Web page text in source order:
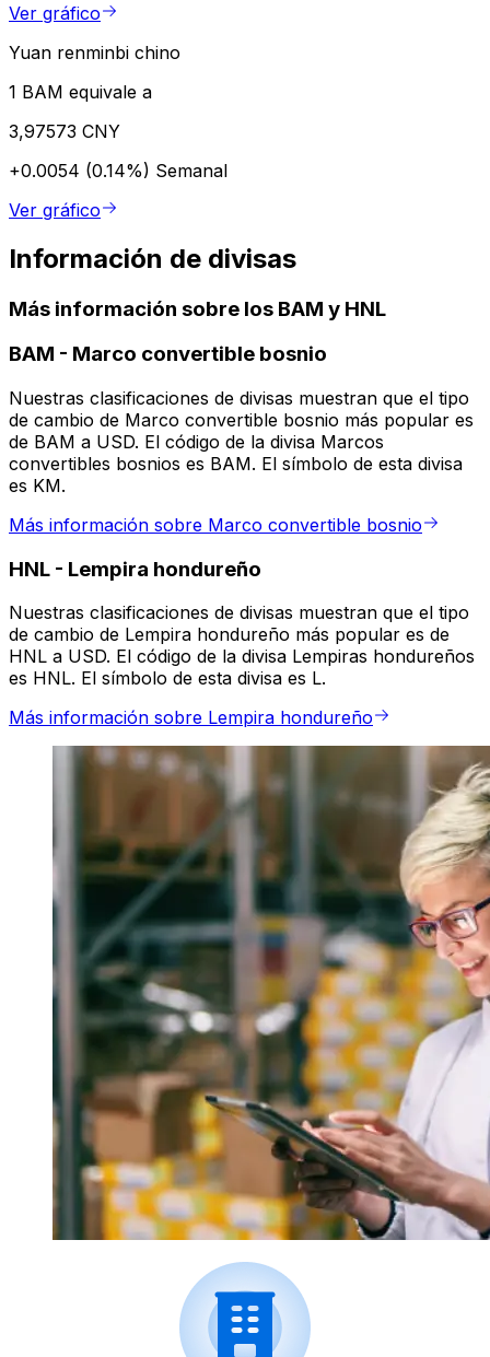
Ver gráfico
Yuan renminbi chino
1 BAM equivale a
3,97573 CNY
+0.0054 (0.14%) Semanal
Ver gráfico
Información de divisas
Más información sobre los BAM y HNL
BAM - Marco convertible bosnio
Nuestras clasificaciones de divisas muestran que el tipo
de cambio de Marco convertible bosnio más popular es
de BAM a USD. El código de la divisa Marcos
convertibles bosnios es BAM. El símbolo de esta divisa
es KM.
Más información sobre Marco convertible bosnio
HNL - Lempira hondureño
Nuestras clasificaciones de divisas muestran que el tipo
de cambio de Lempira hondureño más popular es de
HNL a USD. El código de la divisa Lempiras hondureños
es HNL. El símbolo de esta divisa es L.
Más información sobre Lempira hondureño